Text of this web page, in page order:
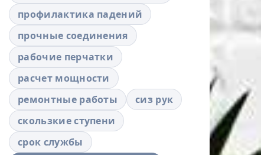
профилактика падений
прочные соединения
рабочие перчатки
расчет мощности
ремонтные работы
сиз рук
скользкие ступени
срок службы